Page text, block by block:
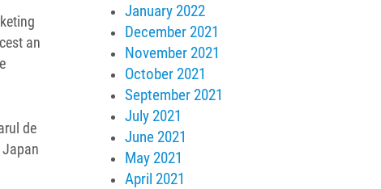
an
de
January 2022
December 2021
November 2021
October 2021
September 2021
July 2021
June 2021
May 2021
April 2021